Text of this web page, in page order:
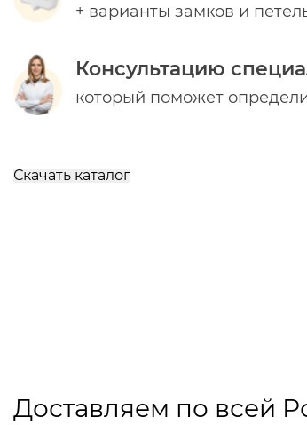
+ варианты замков и
Консультацию
который поможет
Скачать каталог
Доставляем по всей